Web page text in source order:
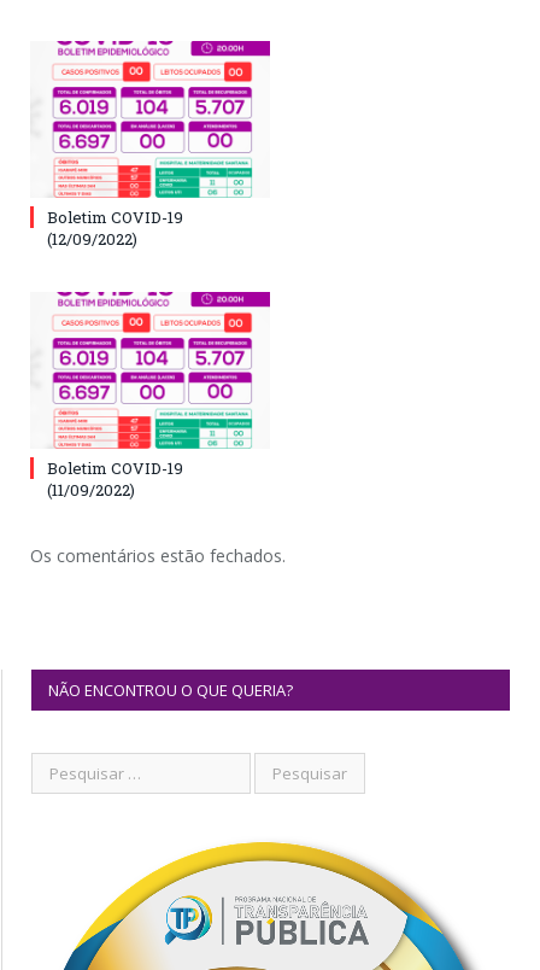
Boletim COVID-19
(12/09/2022)
Boletim COVID-19
(11/09/2022)
Os comentários estão fechados.
NÃO ENCONTROU O QUE QUERIA?